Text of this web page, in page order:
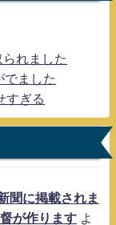
られました
ました
すぎる
聞に掲載されま
が作ります よ